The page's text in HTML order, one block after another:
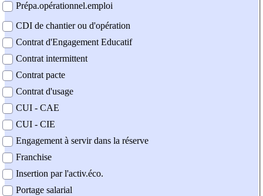
Prépa.opérationnel.emploi
CDI de chantier ou d'opération
Contrat d'Engagement Educatif
Contrat intermittent
Contrat pacte
Contrat d'usage
CUI - CAE
CUI - CIE
Engagement à servir dans la réserve
Franchise
Insertion par l'activ.éco.
Portage salarial